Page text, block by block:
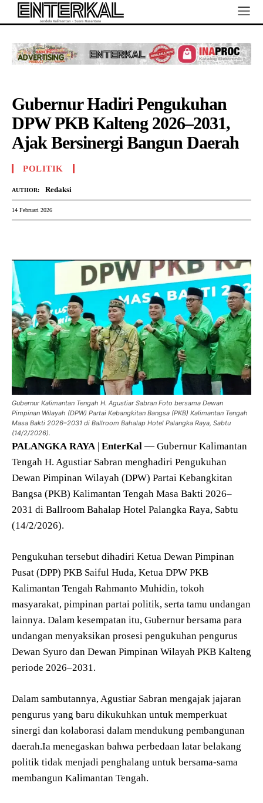
Gubernur Hadiri Pengukuhan
DPW PKB Kalteng 2026–2031,
Ajak Bersinergi Bangun Daerah
POLITIK
AUTHOR: Redaksi
14 Februari 2026
Gubernur Kalimantan Tengah H. Agustiar Sabran Foto bersama Dewan
Pimpinan Wilayah (DPW) Partai Kebangkitan Bangsa (PKB) Kalimantan Tengah
Masa Bakti 2026–2031 di Ballroom Bahalap Hotel Palangka Raya, Sabtu
(14/2/2026).
PALANGKA RAYA| EnterKal — Gubernur Kalimantan
Tengah H. Agustiar Sabran menghadiri Pengukuhan
Dewan Pimpinan Wilayah (DPW) Partai Kebangkitan
Bangsa (PKB) Kalimantan Tengah Masa Bakti 2026–
2031 di Ballroom Bahalap Hotel Palangka Raya, Sabtu
(14/2/2026).
Pengukuhan tersebut dihadiri Ketua Dewan Pimpinan
Pusat (DPP) PKB Saiful Huda, Ketua DPW PKB
Kalimantan Tengah Rahmanto Muhidin, tokoh
masyarakat, pimpinan partai politik, serta tamu undangan
lainnya. Dalam kesempatan itu, Gubernur bersama para
undangan menyaksikan prosesi pengukuhan pengurus
Dewan Syuro dan Dewan Pimpinan Wilayah PKB Kalteng
periode 2026–2031.
Dalam sambutannya, Agustiar Sabran mengajak jajaran
pengurus yang baru dikukuhkan untuk memperkuat
sinergi dan kolaborasi dalam mendukung pembangunan
daerah.Ia menegaskan bahwa perbedaan latar belakang
politik tidak menjadi penghalang untuk bersama-sama
membangun Kalimantan Tengah.